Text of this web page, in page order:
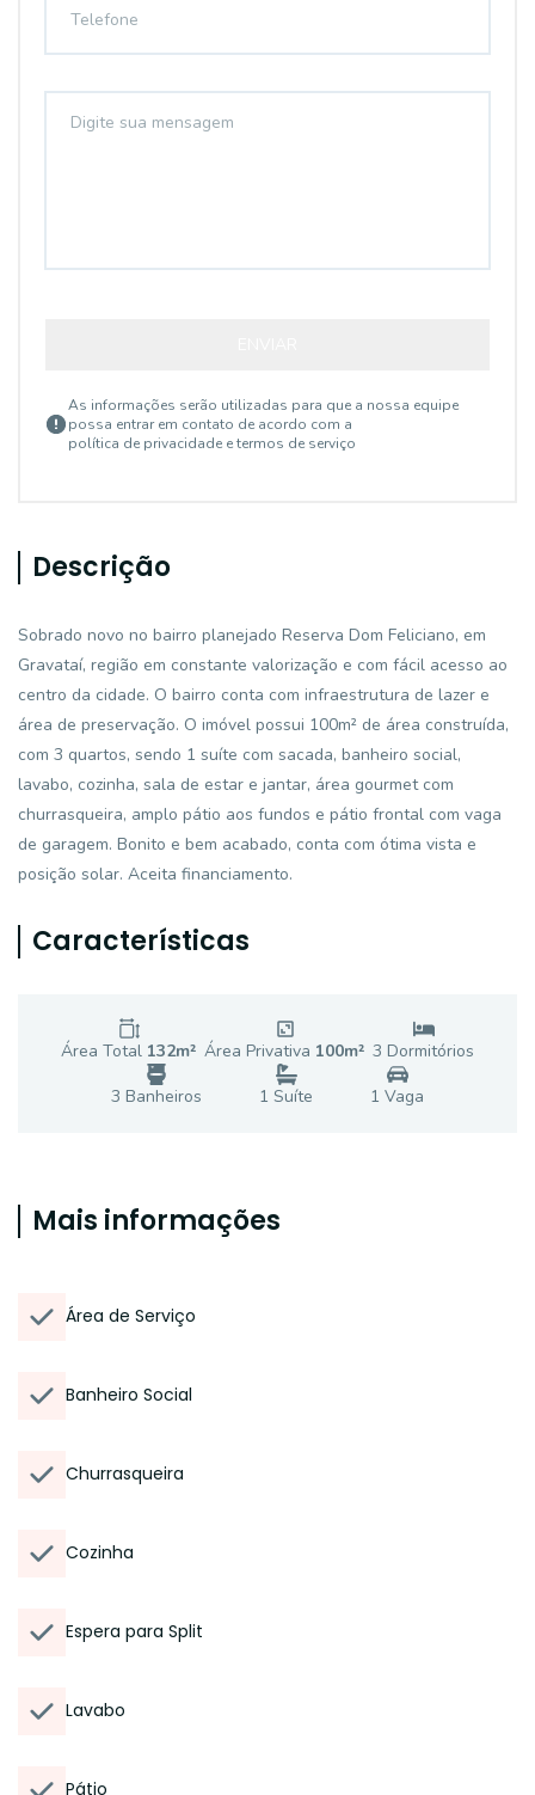
As informações serão utilizadas para que a nossa equipe
possa entrar em contato de acordo com a
política de privacidade e termos de serviço
Descrição
Sobrado novo no bairro planejado Reserva Dom Feliciano, em
Gravataí, região em constante valorização e com fácil acesso ao
centro da cidade. O bairro conta com infraestrutura de lazer e
área de preservação. O imóvel possui 100m² de área construída,
com 3 quartos, sendo 1 suíte com sacada, banheiro social,
lavabo, cozinha, sala de estar e jantar, área gourmet com
churrasqueira, amplo pátio aos fundos e pátio frontal com vaga
de garagem. Bonito e bem acabado, conta com ótima vista e
posição solar. Aceita financiamento.
Características
Área Total 132m² Área Privativa 100m² 3 Dormitórios
3 Banheiros 1 Suíte 1 Vaga
Mais informações
Área de Serviço
Banheiro Social
Churrasqueira
Cozinha
Espera para Split
Lavabo
Pátio